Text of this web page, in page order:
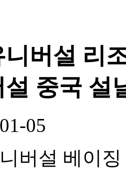
버설 리
중국 설
05
버설 베이